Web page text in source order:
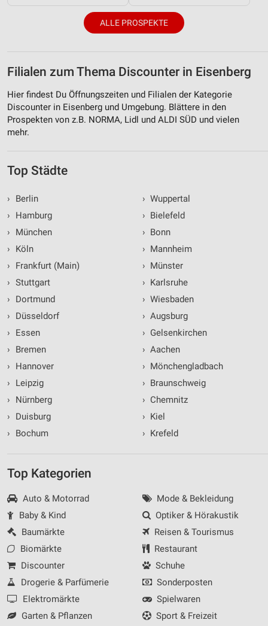
ALLE PROSPEKTE
Filialen zum Thema Discounter in Eisenberg
Hier findest Du Öffnungszeiten und Filialen der Kategorie
Discounter in Eisenberg und Umgebung. Blättere in den
Prospekten von z.B. NORMA, Lidl und ALDI SÜD und vielen
mehr.
Top Städte
›
Berlin
›
Hamburg
›
München
›
Köln
›
Frankfurt (Main)
› Stuttgart
›
Dortmund
›
Düsseldorf
›
Essen
›
Bremen
›
Hannover
›
Leipzig
›
Nürnberg
›
Duisburg
›
Bochum
› Wuppertal
› Bielefeld
› Bonn
› Mannheim
› Münster
› Karlsruhe
› Wiesbaden
› Augsburg
› Gelsenkirchen
› Aachen
› Mönchengladbach
› Braunschweig
› Chemnitz
› Kiel
› Krefeld
Top Kategorien
Auto & Motorrad
Baby & Kind
Baumärkte
Biomärkte
Discounter
Drogerie & Parfümerie
Elektromärkte
Garten & Pflanzen
Mode & Bekleidung
Optiker & Hörakustik
Reisen & Tourismus
Restaurant
Schuhe
Sonderposten
Spielwaren
Sport & Freizeit